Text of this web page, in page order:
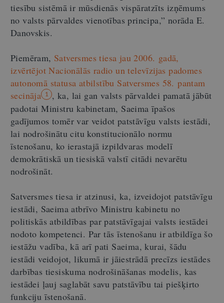
tiesību sistēmā ir mūsdienās vispāratzīts izņēmums
no valsts pārvaldes vienotības principa,” norāda E.
Danovskis.
Piemēram, Satversmes tiesa jau 2006. gadā,
izvērtējot Nacionālās radio un televīzijas padomes
autonomā statusa atbilstību Satversmes 58. pantam
secināja
1
, ka, lai gan valsts pārvaldei pamatā jābūt
padotai Ministru kabinetam, Saeima īpašos
gadījumos tomēr var veidot patstāvīgu valsts iestādi,
lai nodrošinātu citu konstitucionālo normu
īstenošanu, ko ierastajā izpildvaras modelī
demokrātiskā un tiesiskā valstī citādi nevarētu
nodrošināt.
Satversmes tiesa ir atzinusi, ka, izveidojot patstāvīgu
iestādi, Saeima atbrīvo Ministru kabinetu no
politiskās atbildības par patstāvīgajai valsts iestādei
nodoto kompetenci. Par tās īstenošanu ir atbildīga šo
iestāžu vadība, kā arī pati Saeima, kurai, šādu
iestādi veidojot, likumā ir jāiestrādā precīzs iestādes
darbības tiesiskuma nodrošināšanas modelis, kas
iestādei ļauj saglabāt savu patstāvību tai piešķirto
funkciju īstenošanā.